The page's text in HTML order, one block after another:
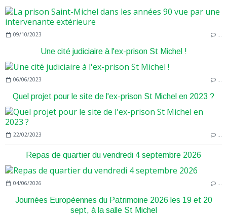
09/10/2023
Une cité judiciaire à l'ex-prison St Michel !
06/06/2023
Quel projet pour le site de l'ex-prison St Michel en 2023 ?
22/02/2023
Repas de quartier du vendredi 4 septembre 2026
04/06/2026
Journées Européennes du Patrimoine 2026 les 19 et 20
sept, à la salle St Michel